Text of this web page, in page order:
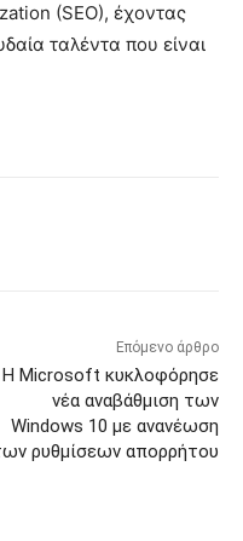
(SEO), έχοντας
ταλέντα που είναι
Επόμενο άρθρο
Η Microsoft κυκλοφόρησε
νέα αναβάθμιση των
Windows 10 με ανανέωση
ρυθμίσεων απορρήτου